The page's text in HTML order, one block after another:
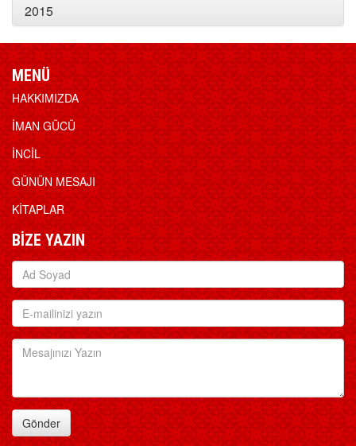
2015
MENÜ
HAKKIMIZDA
İMAN GÜCÜ
İNCİL
GÜNÜN MESAJI
KİTAPLAR
BİZE YAZIN
Gönder